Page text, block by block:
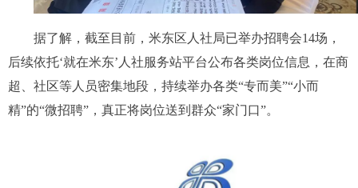
据了解，截至目前，米东区人社局已举办招聘会14场，
后续依托‘就在米东’人社服务站平台公布各类岗位信息，在商
超、社区等人员密集地段，持续举办各类“专而美”“小而
精”的“微招聘”，真正将岗位送到群众“家门口”。